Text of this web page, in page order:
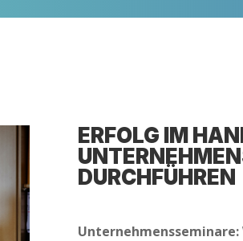
ERFOLG IM
DURCHFÜHREN